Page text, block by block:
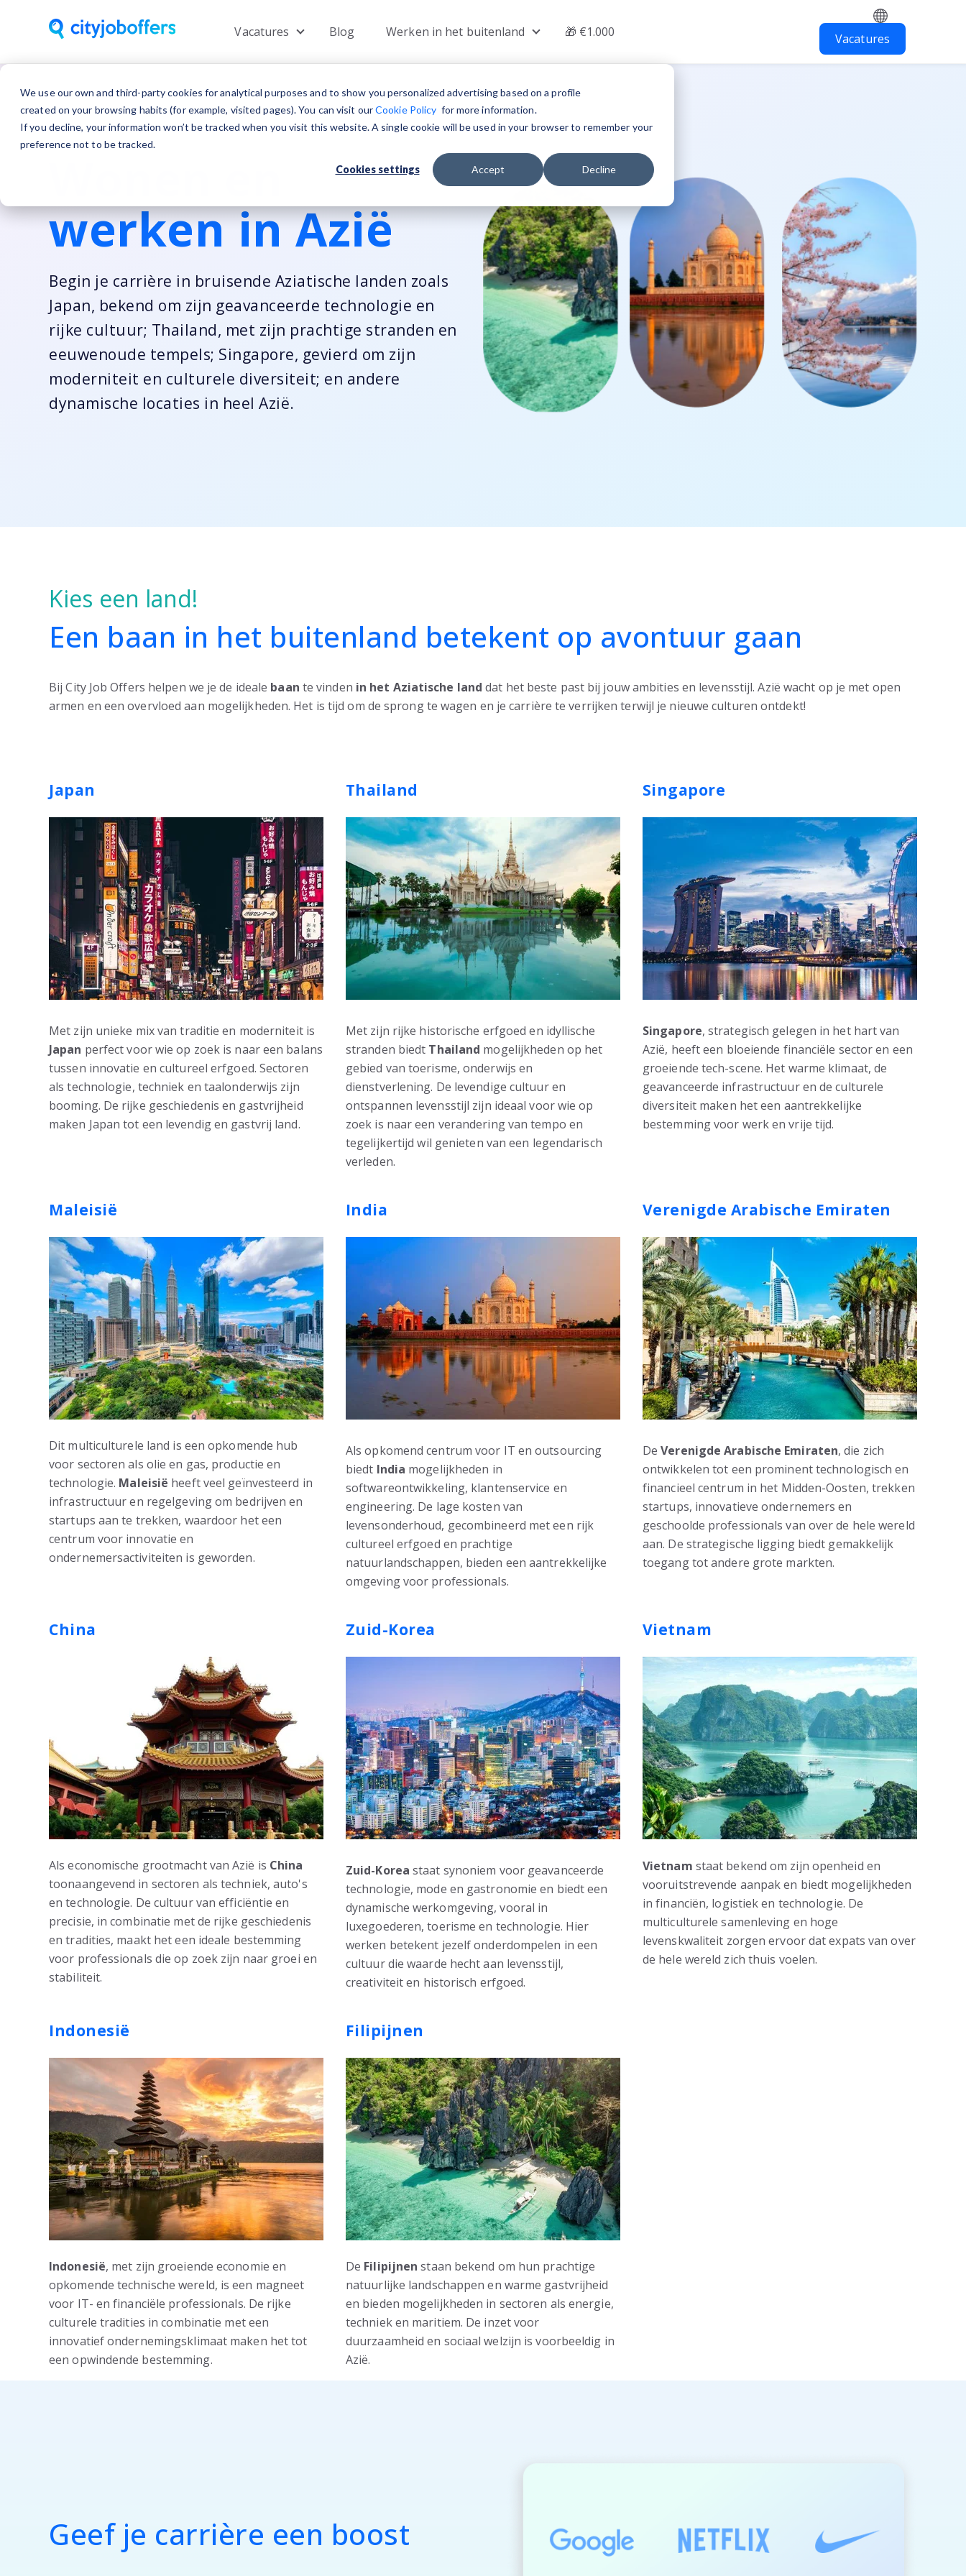
We use our own and third-party cookies for analytical purposes and to show you personalized advertising based on a profile
created on your browsing habits (for example, visited pages). You can visit ourCookie Policy for more information.
If you decline, your information won’t be tracked when you visit this website. A single cookie will be used in your browser to remember your
preference not to be tracked.
Cookies settings Accept Decline
Vacatures Show submenu for Vacatures
Blog Werken in het buitenland Show submenu for Werken in het buitenland
🎁 €1.000 Vacatures
werken in Azië
Begin je carrière in bruisende Aziatische landen zoals
Japan, bekend om zijn geavanceerde technologie en
rijke cultuur; Thailand, met zijn prachtige stranden en
eeuwenoude tempels; Singapore, gevierd om zijn
moderniteit en culturele diversiteit; en andere
dynamische locaties in heel Azië.
Kies een land!
Een baan in het buitenland betekent op avontuur gaan
Bij City Job Offers helpen we je de ideale baan te vinden in het Aziatische land dat het beste past bij jouw ambities en levensstijl. Azië wacht op je met open
armen en een overvloed aan mogelijkheden. Het is tijd om de sprong te wagen en je carrière te verrijken terwijl je nieuwe culturen ontdekt!
Japan
Met zijn unieke mix van traditie en moderniteit is
Japan perfect voor wie op zoek is naar een balans
tussen innovatie en cultureel erfgoed. Sectoren
als technologie, techniek en taalonderwijs zijn
booming. De rijke geschiedenis en gastvrijheid
maken Japan tot een levendig en gastvrij land.
Thailand
Met zijn rijke historische erfgoed en idyllische
stranden biedt Thailand mogelijkheden op het
gebied van toerisme, onderwijs en
dienstverlening. De levendige cultuur en
ontspannen levensstijl zijn ideaal voor wie op
zoek is naar een verandering van tempo en
tegelijkertijd wil genieten van een legendarisch
verleden.
Singapore
Singapore, strategisch gelegen in het hart van
Azië, heeft een bloeiende financiële sector en een
groeiende tech-scene. Het warme klimaat, de
geavanceerde infrastructuur en de culturele
diversiteit maken het een aantrekkelijke
bestemming voor werk en vrije tijd.
Maleisië
Dit multiculturele land is een opkomende hub
voor sectoren als olie en gas, productie en
technologie. Maleisië heeft veel geïnvesteerd in
infrastructuur en regelgeving om bedrijven en
startups aan te trekken, waardoor het een
centrum voor innovatie en
ondernemersactiviteiten is geworden.
India
Als opkomend centrum voor IT en outsourcing
biedt India mogelijkheden in
softwareontwikkeling, klantenservice en
engineering. De lage kosten van
levensonderhoud, gecombineerd met een rijk
cultureel erfgoed en prachtige
natuurlandschappen, bieden een aantrekkelijke
omgeving voor professionals.
Verenigde Arabische Emiraten
DeVerenigde Arabische Emiraten, die zich
ontwikkelen tot een prominent technologisch en
financieel centrum in het Midden-Oosten, trekken
startups, innovatieve ondernemers en
geschoolde professionals van over de hele wereld
aan. De strategische ligging biedt gemakkelijk
toegang tot andere grote markten.
China
Als economische grootmacht van Azië is China
toonaangevend in sectoren als techniek, auto's
en technologie. De cultuur van efficiëntie en
precisie, in combinatie met de rijke geschiedenis
en tradities, maakt het een ideale bestemming
voor professionals die op zoek zijn naar groei en
stabiliteit.
Zuid-Korea
Zuid-Korea staat synoniem voor geavanceerde
technologie, mode en gastronomie en biedt een
dynamische werkomgeving, vooral in
luxegoederen, toerisme en technologie. Hier
werken betekent jezelf onderdompelen in een
cultuur die waarde hecht aan levensstijl,
creativiteit en historisch erfgoed.
Vietnam
Vietnam staat bekend om zijn openheid en
vooruitstrevende aanpak en biedt mogelijkheden
in financiën, logistiek en technologie. De
multiculturele samenleving en hoge
levenskwaliteit zorgen ervoor dat expats van over
de hele wereld zich thuis voelen.
Indonesië
Indonesië, met zijn groeiende economie en
opkomende technische wereld, is een magneet
voor IT- en financiële professionals. De rijke
culturele tradities in combinatie met een
innovatief ondernemingsklimaat maken het tot
een opwindende bestemming.
Filipijnen
De Filipijnen staan bekend om hun prachtige
natuurlijke landschappen en warme gastvrijheid
en bieden mogelijkheden in sectoren als energie,
techniek en maritiem. De inzet voor
duurzaamheid en sociaal welzijn is voorbeeldig in
Azië.
Geef je carrière een boost